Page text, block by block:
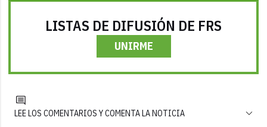
LISTAS DE DIFUSIÓN DE FRS
UNIRME
LEE LOS COMENTARIOS Y COMENTA LA NOTICIA